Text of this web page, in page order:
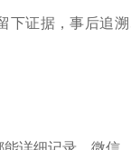
下证据，事后追